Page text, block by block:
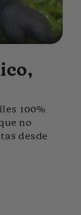
100%
no
desde